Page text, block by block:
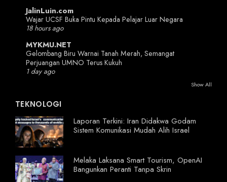
JalinLuin.com
Wajar UCSF Buka Pintu Kepada Pelajar Luar Negara
18 hours ago
MYKMU.NET
Gelombang Biru Warnai Tanah Merah, Semangat
Perjuangan UMNO Terus Kukuh
1 day ago
Show All
TEKNOLOGI
Laporan Terkini: Iran Didakwa Godam
Sistem Komunikasi Mudah Alih Israel
Melaka Laksana Smart Tourism, OpenAI
Bangunkan Peranti Tanpa Skrin